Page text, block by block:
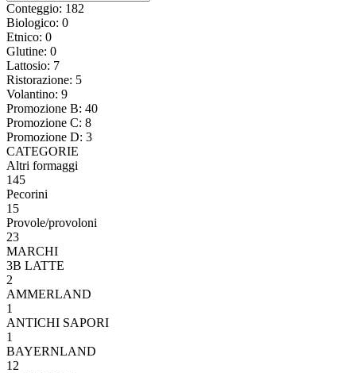
Conteggio: 182
Biologico: 0
Etnico: 0
Glutine: 0
Lattosio: 7
Ristorazione: 5
Volantino: 9
Promozione B: 40
Promozione C: 8
Promozione D: 3
CATEGORIE
Altri formaggi
145
Pecorini
15
Provole/provoloni
23
MARCHI
3B LATTE
2
AMMERLAND
1
ANTICHI SAPORI
1
BAYERNLAND
12